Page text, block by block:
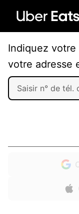
Indiquez
votre adresse